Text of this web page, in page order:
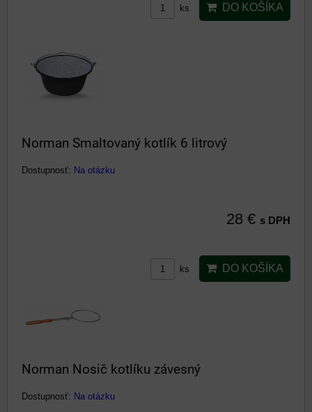
ks DO KOŠÍKA
Norman Smaltovaný kotlík 6 litrový
Dostupnosť: Na otázku
28 € s DPH
ks DO KOŠÍKA
Norman Nosič kotlíku závesný
Dostupnosť: Na otázku